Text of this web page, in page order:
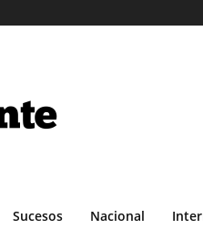
Sucesos Nacional